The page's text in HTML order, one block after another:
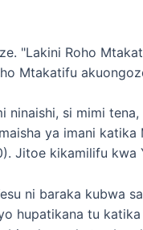
"Lakini Roho
Mtakatifu
ninaishi, si mimi
ya imani
Jitoe kikamilifu kwa
ni baraka kubwa
hupatikana tu